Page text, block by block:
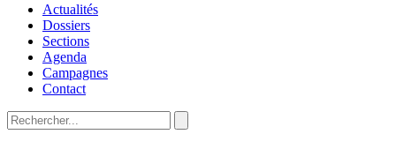
Actualités
Dossiers
Sections
Agenda
Campagnes
Contact